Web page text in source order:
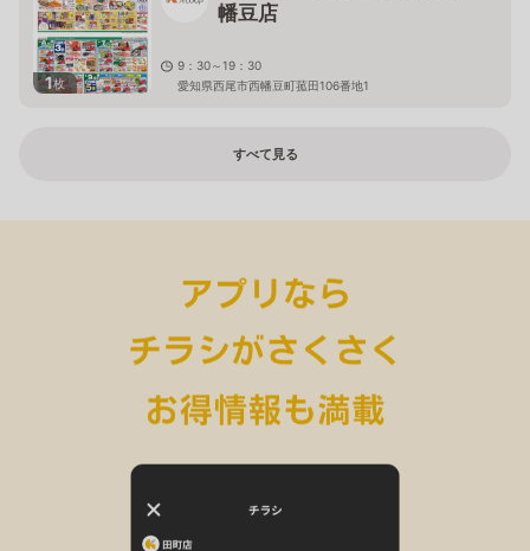
1枚
幡豆店
9：30～19：30
愛知県西尾市西幡豆町菰田106番地1
すべて見る